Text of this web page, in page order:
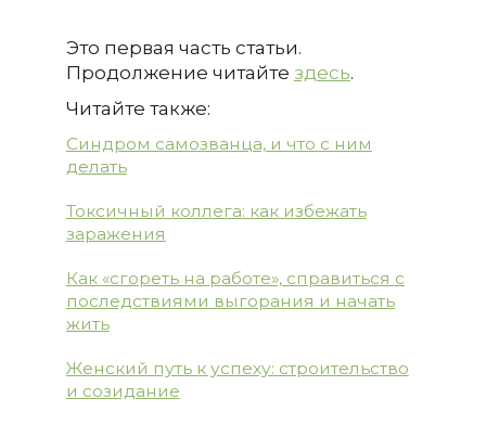
Это первая часть статьи.
Продолжение читайте здесь.
Читайте также:
Синдром самозванца, и что с ним
делать
Токсичный коллега: как избежать
заражения
Как «сгореть на работе», справиться с
последствиями выгорания и начать
жить
Женский путь к успеху: строительство
и созидание